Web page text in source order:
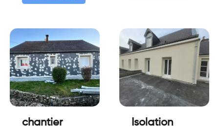
chantier
Isolation